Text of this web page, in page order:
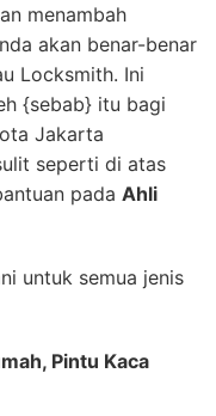
menambah
akan benar-benar
Locksmith. Ini
{sebab} itu bagi
Jakarta
seperti di atas
pada Ahli
untuk semua jenis
Pintu Kaca